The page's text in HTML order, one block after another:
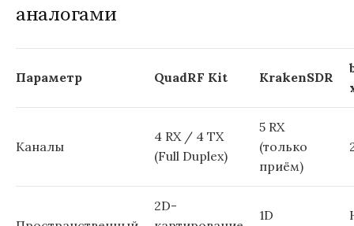
аналогами
Параметр QuadRF Kit KrakenSDR
Каналы
4 RX / 4 TX
(Full Duplex)
5 RX
(только
приём)
2D-
1D